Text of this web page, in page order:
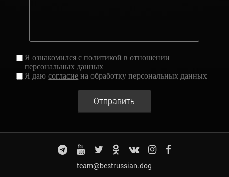
Я ознакомился сполитикой в отношении
персональных данных
Я даюсогласие на обработку персональных данных
Отправить
team@bestrussian.dog